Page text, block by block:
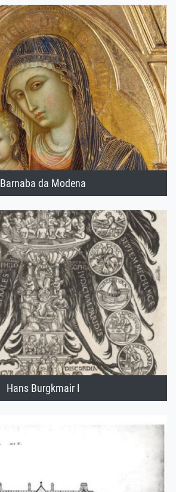
Barnaba da Modena
Hans Burgkmair I